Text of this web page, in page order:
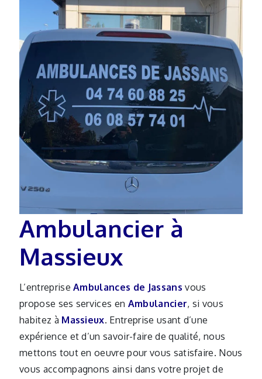
Ambulancier à
Massieux
L’entrepriseAmbulances de Jassans vous
propose ses services en Ambulancier, si vous
habitez à Massieux. Entreprise usant d’une
expérience et d’un savoir-faire de qualité, nous
mettons tout en oeuvre pour vous satisfaire. Nous
vous accompagnons ainsi dans votre projet de